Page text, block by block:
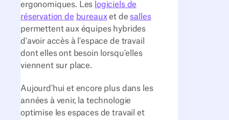
ergonomiques. Les logiciels de
réservation de bureauxet de salles
permettent aux équipes hybrides
d'avoir accès à l'espace de travail
dont elles ont besoin lorsqu'elles
viennent sur place.
Aujourd'hui et encore plus dans les
années à venir, la technologie
optimise les espaces de travail et